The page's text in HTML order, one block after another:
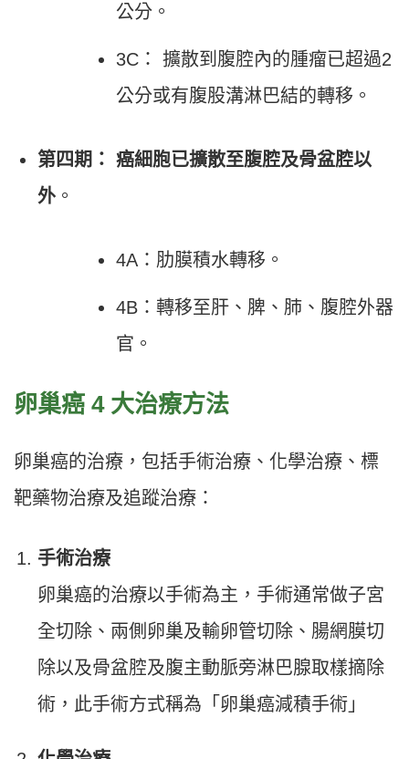
公分。
3C： 擴散到腹腔內的腫瘤已超過2
公分或有腹股溝淋巴結的轉移。
第四期： 癌細胞已擴散至腹腔及骨盆腔以
外 。
4A：肋膜積水轉移。
4B：轉移至肝、脾、肺、腹腔外器
官。
卵巢癌 4 大治療方法
卵巢癌的治療，包括手術治療、化學治療、標
靶藥物治療及追蹤治療：
手術治療
卵巢癌的治療以手術為主，手術通常做子宮
全切除、兩側卵巢及輸卵管切除、腸網膜切
除以及骨盆腔及腹主動脈旁淋巴腺取樣摘除
術，此手術方式稱為「卵巢癌減積手術」